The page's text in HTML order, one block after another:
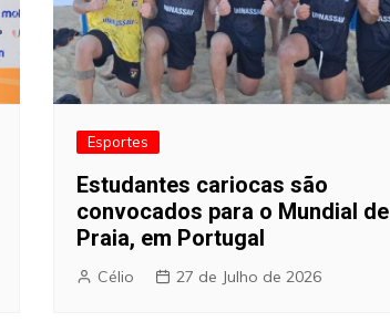
Esportes
Estudantes cariocas são
convocados para o Mundial de
Praia, em Portugal
Célio 27 de Julho de 2026